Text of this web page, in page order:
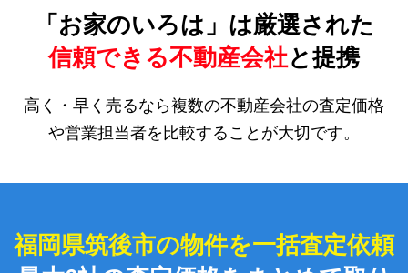
「お家のいろは」は厳選された
信頼できる不動産会社と提携
高く・早く売るなら複数の不動産会社の査定価格
や営業担当者を比較することが大切です。
福岡県筑後市の物件を一括査定依頼